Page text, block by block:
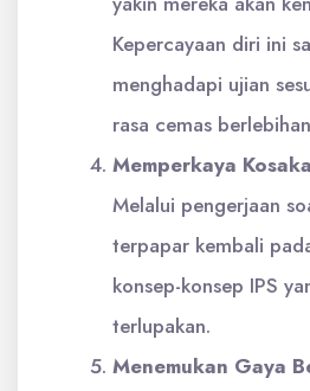
Kepercayaan diri ini
menghadapi ujian
rasa cemas
Memperkaya
Melalui pengerjaan
terpapar kembali
konsep-konsep IPS
terlupakan.
Menemukan Gaya